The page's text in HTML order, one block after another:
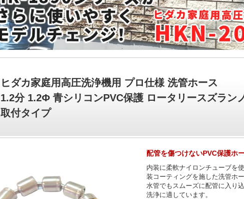
ヒダカ家庭用高圧洗浄機用 プロ仕様 洗管ホース
1.2分 1.2Φ 青シリコンPVC保護 ロータリースズラン
取付タイプ
配管を傷つけないPVC保護ホ
内装に柔軟ナイロンチューブを
装コーティングを施した洗管ホ
水管でもスムーズに配管に入り
洗浄に適しています。